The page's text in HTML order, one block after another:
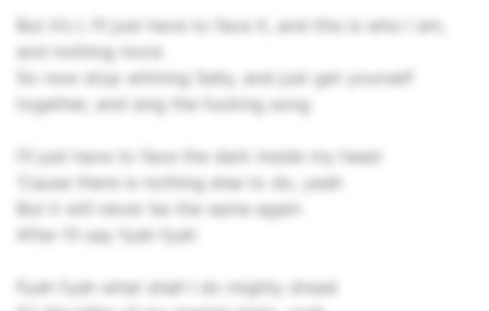
But it’s I, I’ll just have to face it, and this is who I am,
and nothing more
So now stop whining Sally, and just get yourself
together, and sing the fucking song
I’ll just have to face the dark inside my head
’Cause there is nothing else to do, yeah
But it will never be the same again
After I’ll say fyah fyah
Fyah fyah what shall I do mighty dread